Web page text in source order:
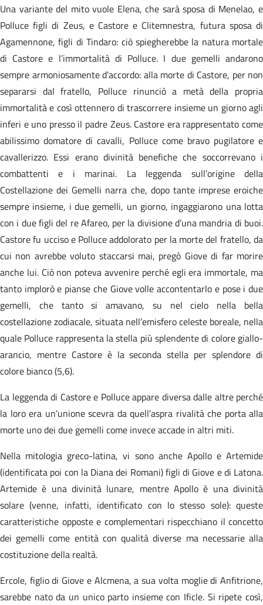
Una variante del mito vuole Elena, che sarà sposa di Menelao, e
Polluce figli di Zeus, e Castore e Clitemnestra, futura sposa di
Agamennone, figli di Tindaro: ciò spiegherebbe la natura mortale
di Castore e l’immortalità di Polluce. I due gemelli andarono
sempre armoniosamente d’accordo: alla morte di Castore, per non
separarsi dal fratello, Polluce rinunciò a metà della propria
immortalità e così ottennero di trascorrere insieme un giorno agli
inferi e uno presso il padre Zeus. Castore era rappresentato come
abilissimo domatore di cavalli, Polluce come bravo pugilatore e
cavallerizzo. Essi erano divinità benefiche che soccorrevano i
combattenti e i marinai. La leggenda sull’origine della
Costellazione dei Gemelli narra che, dopo tante imprese eroiche
sempre insieme, i due gemelli, un giorno, ingaggiarono una lotta
con i due figli del re Afareo, per la divisione d’una mandria di buoi.
Castore fu ucciso e Polluce addolorato per la morte del fratello, da
cui non avrebbe voluto staccarsi mai, pregò Giove di far morire
anche lui. Ciò non poteva avvenire perché egli era immortale, ma
tanto implorò e pianse che Giove volle accontentarlo e pose i due
gemelli, che tanto si amavano, su nel cielo nella bella
costellazione zodiacale, situata nell’emisfero celeste boreale, nella
quale Polluce rappresenta la stella più splendente di colore giallo-
arancio, mentre Castore è la seconda stella per splendore di
colore bianco (5,6).
La leggenda di Castore e Polluce appare diversa dalle altre perché
la loro era un’unione scevra da quell’aspra rivalità che porta alla
morte uno dei due gemelli come invece accade in altri miti.
Nella mitologia greco-latina, vi sono anche Apollo e Artemide
(identificata poi con la Diana dei Romani) figli di Giove e di Latona.
Artemide è una divinità lunare, mentre Apollo è una divinità
solare (venne, infatti, identificato con lo stesso sole): queste
caratteristiche opposte e complementari rispecchiano il concetto
dei gemelli come entità con qualità diverse ma necessarie alla
costituzione della realtà.
Ercole, figlio di Giove e Alcmena, a sua volta moglie di Anfitrione,
sarebbe nato da un unico parto insieme con Ificle. Si ripete così,